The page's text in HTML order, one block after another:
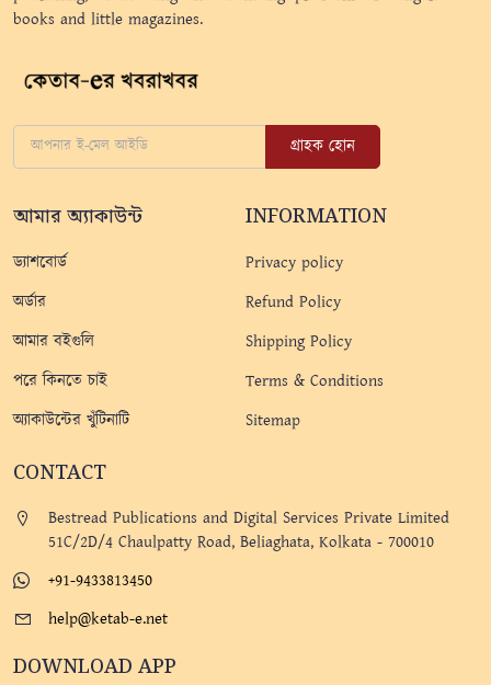
books and little magazines.
গ্রাহক হোন
আমার অ্যাকাউন্ট
ড্যাশবোর্ড
অর্ডার
আমার বইগুলি
পরে কিনতে চাই
অ্যাকাউন্টের খুঁটিনাটি
INFORMATION
Privacy policy
Refund Policy
Shipping Policy
Terms & Conditions
Sitemap
CONTACT
Bestread Publications and Digital Services Private Limited
51C/2D/4 Chaulpatty Road, Beliaghata, Kolkata - 700010
+91-9433813450
help@ketab-e.net
DOWNLOAD APP